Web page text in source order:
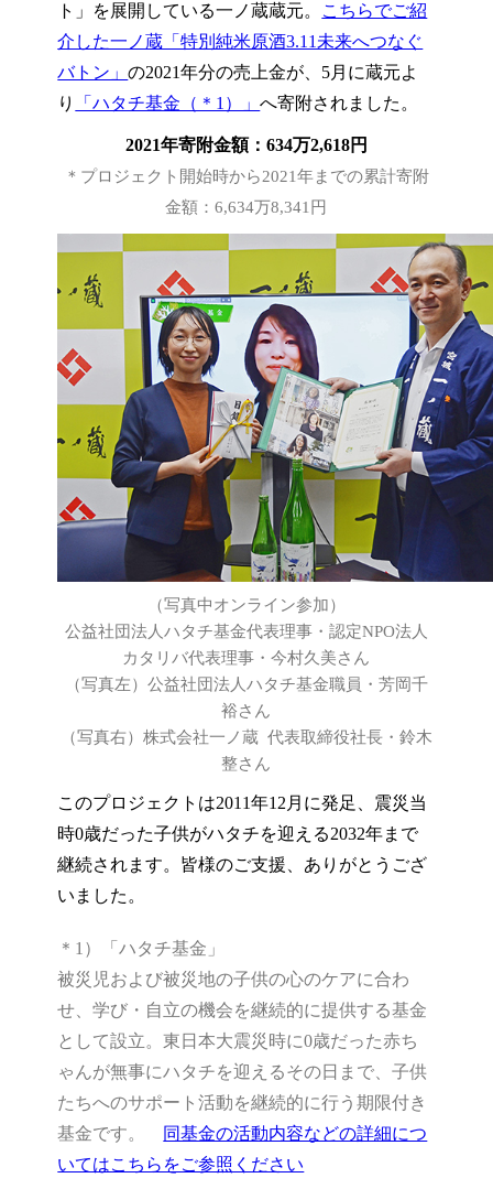
ト」を展開している一ノ蔵蔵元。 こちらでご紹
介した一ノ蔵「特別純米原酒3.11未来へつなぐ
バトン」の2021年分の売上金が、5月に蔵元よ
り
「ハタチ基金（＊1）」へ寄附されました。
2021年寄附金額：634万2,618円
＊プロジェクト開始時から2021年までの累計寄附
金額：6,634万8,341円
（写真中オンライン参加）
公益社団法人ハタチ基金代表理事・認定NPO法人
カタリバ代表理事・今村久美さん
（写真左）公益社団法人ハタチ基金職員・芳岡千
裕さん
（写真右）株式会社一ノ蔵 代表取締役社長・鈴木
整さん
このプロジェクトは2011年12月に発足、震災当
時0歳だった子供がハタチを迎える2032年まで
継続されます。皆様のご支援、ありがとうござ
いました。
＊1）「ハタチ基金」
被災児および被災地の子供の心のケアに合わ
せ、学び・自立の機会を継続的に提供する基金
として設立。東日本大震災時に0歳だった赤ち
ゃんが無事にハタチを迎えるその日まで、子供
たちへのサポート活動を継続的に行う期限付き
基金です。 同基金の活動内容などの詳細につ
いてはこちらをご参照ください